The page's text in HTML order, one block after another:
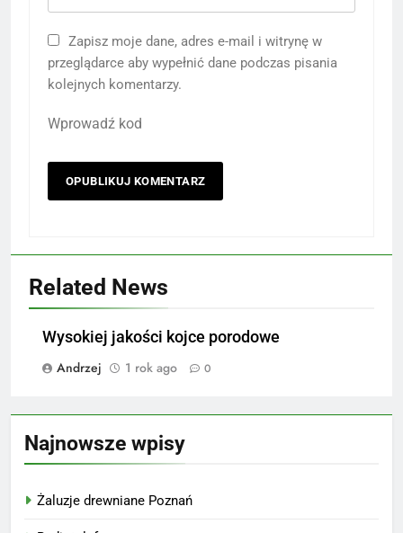
Zapisz moje dane, adres e-mail i witrynę w
przeglądarce aby wypełnić dane podczas pisania
kolejnych komentarzy.
Wprowadź kod
Related News
Wysokiej jakości kojce porodowe
Andrzej
1 rok ago 0
Najnowsze wpisy
Żaluzje drewniane Poznań